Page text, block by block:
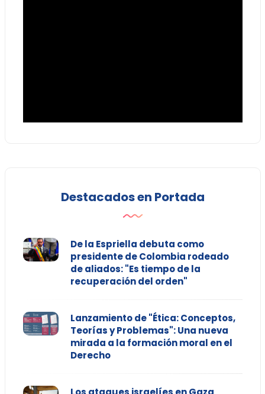
Destacados en Portada
De la Espriella debuta como
presidente de Colombia rodeado
de aliados: "Es tiempo de la
recuperación del orden"
Lanzamiento de "Ética: Conceptos,
Teorías y Problemas": Una nueva
mirada a la formación moral en el
Derecho